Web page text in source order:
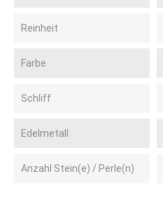
Reinheit
Farbe
Schliff
Edelmetall
Anzahl Stein(e) / Perle(n)